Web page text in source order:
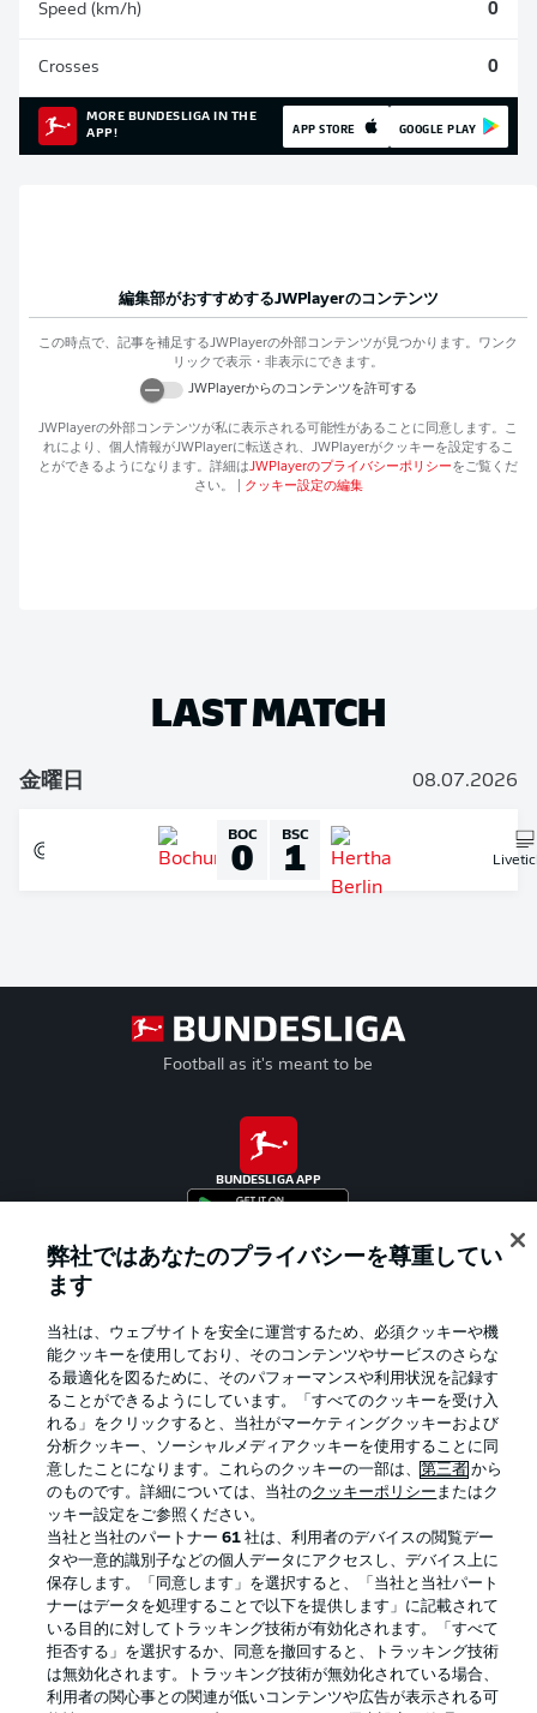
Speed (km/h) 0
Crosses 0
MORE BUNDESLIGA IN THE
APP!
APP STORE GOOGLE PLAY
編集部がおすすめするJWPlayerのコンテンツ
この時点で、記事を補足するJWPlayerの外部コンテンツが見つかります。ワンク
リックで表示・非表示にできます。
JWPlayerからのコンテンツを許可する
JWPlayerの外部コンテンツが私に表示される可能性があることに同意します。こ
れにより、個人情報がJWPlayerに転送され、 JWPlayerがクッキーを設定するこ
とができるようになります。詳細はJWPlayerのプライバシーポリシーをご覧くだ
さい。
クッキー設定の編集
LAST MATCH
金曜日 08.07.2026
BOC
0 BSC
1
Football as it's meant to be
BUNDESLIGA APP
プライバシー・ポリシー 優先設定を管理する
利用条件 放送局
求人 選手
当サイトについて
弊社ではあなたのプライバシーを尊重してい
ます
当社は、ウェブサイトを安全に運営するため、必須クッキーや機
能クッキーを使用しており、そのコンテンツやサービスのさらな
る最適化を図るために、そのパフォーマンスや利用状況を記録す
ることができるようにしています。「すべてのクッキーを受け入
れる」をクリックすると、当社がマーケティングクッキーおよび
分析クッキー、ソーシャルメディアクッキーを使用することに同
意したことになります。これらのクッキーの一部は、第三者 から
のものです。詳細については、当社のクッキーポリシー またはク
ッキー設定をご参照ください。
当社と当社のパートナー61 社は、利用者のデバイスの閲覧デー
タや一意的識別子などの個人データにアクセスし、デバイス上に
保存します。「同意します」を選択すると、「当社と当社パート
ナーはデータを処理することで以下を提供します」に記載されて
いる目的に対してトラッキング技術が有効化されます。「すべて
拒否する」を選択するか、同意を撤回すると、トラッキング技術
は無効化されます。トラッキング技術が無効化されている場合、
利用者の関心事との関連が低いコンテンツや広告が表示される可